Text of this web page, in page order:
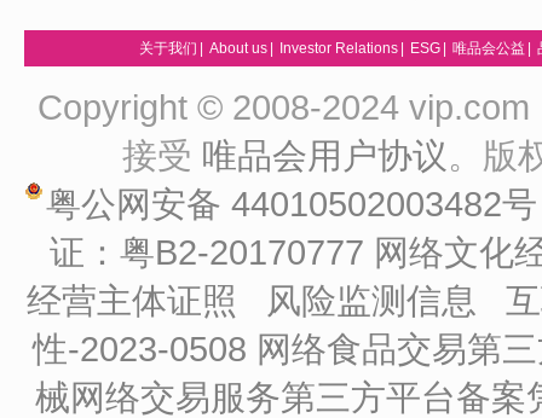
关于我们 About us Investor Relations ESG 唯品会公益
Copyright © 2008-2024
接受 唯品会用户协议。版
粤公网安备 44010502003482
证：粤B2-20170777 网络文化
经营主体证照
风险监测信息
性-2023-0508 网络食品交易第
械网络交易服务第三方平台备